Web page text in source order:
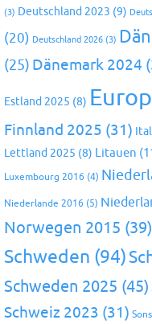
(3) Deutschland 2023 (9)
(20) Deutschland 2026 (3)
(25) Dänemark 2024
Estland 2025 (8)
Finnland 2025 (31)
Lettland 2025 (8) Litauen
Luxembourg 2016 (4)
Niederlande 2016 (5)
Norwegen 2015 (39)
Schweden (94)
Schweden 2025 (45)
Schweiz 2023 (31)